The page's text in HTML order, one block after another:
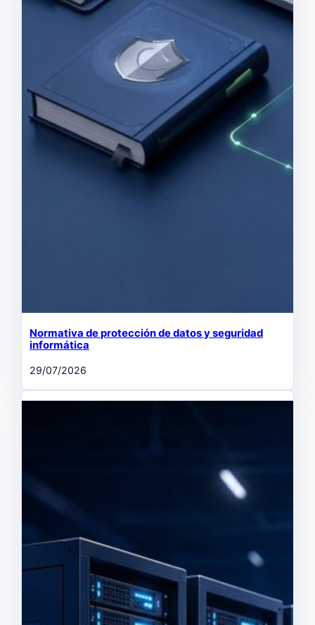
Normativa de protección de datos y seguridad
informática
29/07/2026